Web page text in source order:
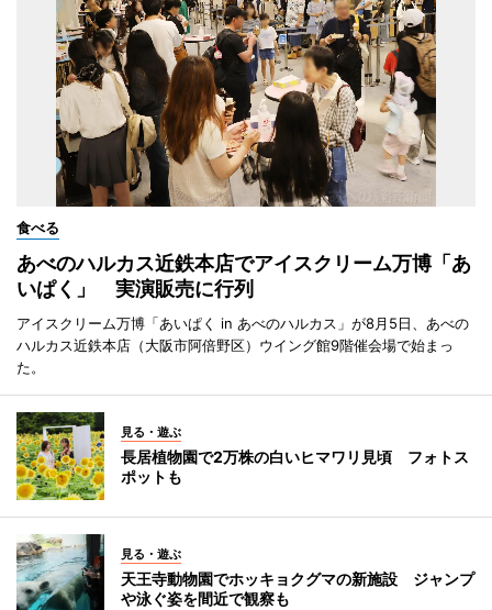
食べる
あべのハルカス近鉄本店でアイスクリーム万博「あ
いぱく」 実演販売に行列
アイスクリーム万博「あいぱく in あべのハルカス」が8月5日、あべの
ハルカス近鉄本店（大阪市阿倍野区）ウイング館9階催会場で始まっ
た。
見る・遊ぶ
長居植物園で2万株の白いヒマワリ見頃 フォトス
ポットも
見る・遊ぶ
天王寺動物園でホッキョクグマの新施設 ジャンプ
や泳ぐ姿を間近で観察も